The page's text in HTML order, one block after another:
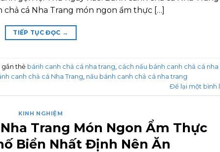
cá Nha Trang món ngon ẩm thực […]
TIẾP TỤC ĐỌC →
thẻ bánh canh chả cá nha trang cách nấu bánh canh chả cá nha
canh chả cá Nha Trang nấu bánh canh chả cá nha trang
Để lại một bình
KINH NGHIỆM
Trang Món Ngon Ẩm Thực
Biển Nhất Định Nên Ăn